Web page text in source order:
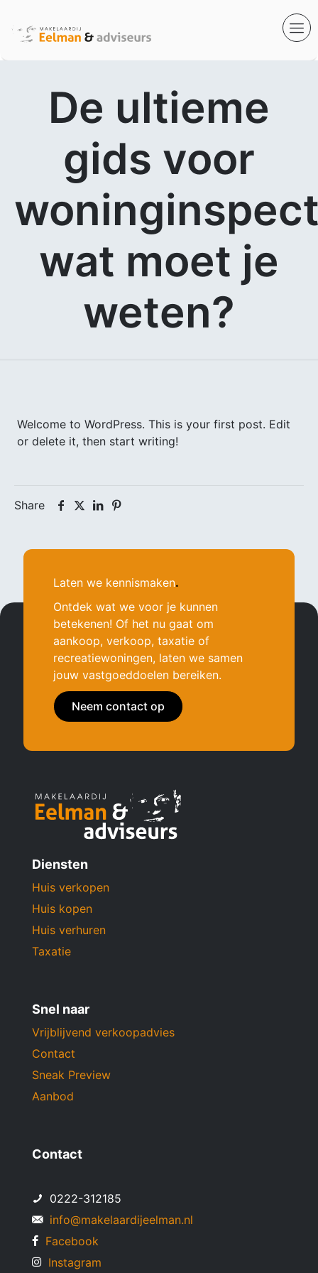
De ultieme
gids voor
wat moet je
weten?
Welcome to WordPress. This is your first post. Edit
or delete it, then start writing!
Share
Laten we kennismaken.
Ontdek wat we voor je kunnen
betekenen! Of het nu gaat om
aankoop, verkoop, taxatie of
recreatiewoningen, laten we samen
jouw vastgoeddoelen bereiken.
Neem contact op
Diensten
Huis verkopen
Huis kopen
Huis verhuren
Taxatie
Snel naar
Vrijblijvend verkoopadvies
Contact
Sneak Preview
Aanbod
Contact
0222-312185
info@makelaardijeelman.nl
Facebook
Instagram